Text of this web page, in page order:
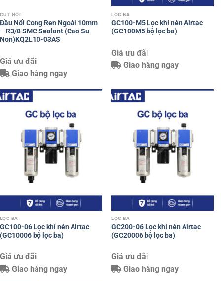
CÚT NỐI
Đầu Nối Cong Ren Ngoài 10mm
– R3/8 SMC Sealant (Cao Su
Non)KQ2L10-03AS
Giá ưu đãi
Giao hàng ngay
LỌC BA
GC100-M5 Lọc khí nén Airtac
(GC100M5 bộ lọc ba)
Giá ưu đãi
Giao hàng ngay
LỌC BA
GC100-06 Lọc khí nén Airtac
(GC10006 bộ lọc ba)
Giá ưu đãi
Giao hàng ngay
LỌC BA
GC200-06 Lọc khí nén Airtac
(GC20006 bộ lọc ba)
Giá ưu đãi
Giao hàng ngay